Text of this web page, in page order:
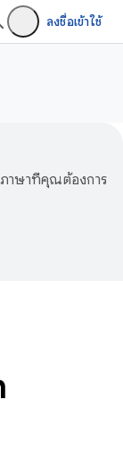
ลงชื่อเข้าใช้
าษาที่คุณต้องการ